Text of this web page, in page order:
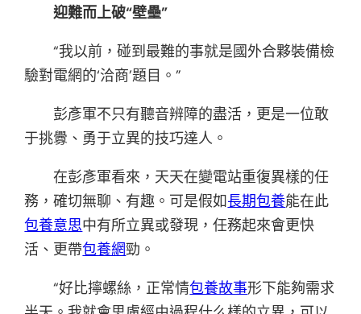
迎難而上破“壁壘”
“我以前，碰到最難的事就是國外合夥裝備檢
驗對電網的‘洽商’題目。”
彭彥軍不只有聽音辨障的盡活，更是一位敢
于挑釁、勇于立異的技巧達人。
在彭彥軍看來，天天在變電站重復異樣的任
務，確切無聊、有趣。可是假如長期包養能在此
包養意思中有所立異或發現，任務起來會更快
活、更帶包養網勁。
“好比擰螺絲，正常情包養故事形下能夠需求